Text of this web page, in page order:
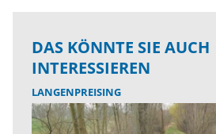
DAS KÖNNTE SIE AUCH
INTERESSIEREN
LANGENPREISING